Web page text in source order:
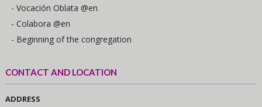
- Vocación Oblata @en
- Colabora @en
- Beginning of the congregation
CONTACT AND LOCATION
ADDRESS